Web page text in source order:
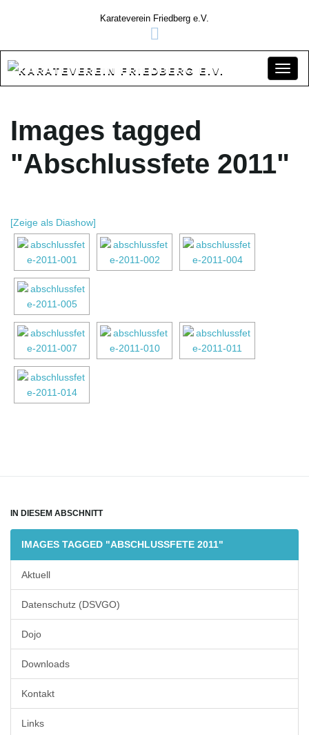
Karateverein Friedberg e.V.
a
v
i
Images tagged
"Abschlussfete 2011"
[Zeige als Diashow]
IN DIESEM ABSCHNITT
IMAGES TAGGED "ABSCHLUSSFETE 2011"
Aktuell
Datenschutz (DSVGO)
Dojo
Downloads
Kontakt
Links